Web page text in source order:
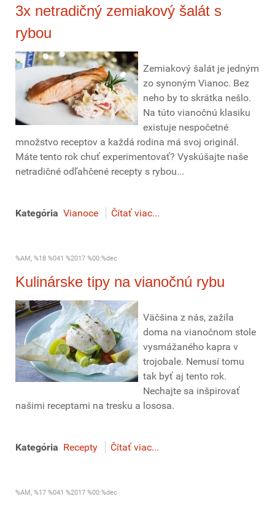
3x netradičný zemiakový šalát s
rybou
Zemiakový šalát je jedným
zo synoným Vianoc. Bez
neho by to skrátka nešlo.
Na túto vianočnú klasiku
existuje nespočetné
množstvo receptov a každá rodina má svoj originál.
Máte tento rok chuť experimentovať? Vyskúšajte naše
netradičné odľahčené recepty s rybou...
Kategória Vianoce Čítať viac...
%AM, %18 %041 %2017 %00:%dec
Kulinárske tipy na vianočnú rybu
Väčšina z nás, zažila
doma na vianočnom stole
vysmážaného kapra v
trojobale. Nemusí tomu
tak byť aj tento rok.
Nechajte sa inšpirovať
našimi receptami na tresku a lososa.
Kategória Recepty Čítať viac...
%AM, %17 %041 %2017 %00:%dec